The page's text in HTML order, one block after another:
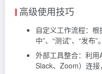
高级使用技巧
自定义工作流程：根
中”、“测试”、“发布”。
外部工具整合：利
Slack、Zoom）连接